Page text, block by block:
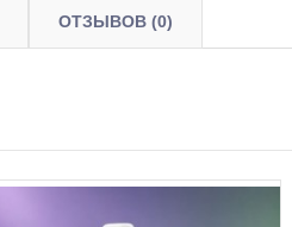
ОТЗЫВОВ (0)